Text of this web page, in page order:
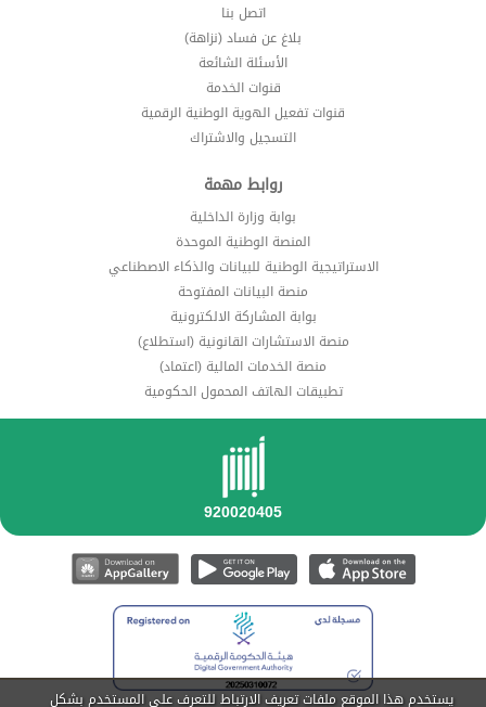
اتصل بنا
بلاغ عن فساد (نزاهة)
الأسئلة الشائعة
قنوات الخدمة
قنوات تفعيل الهوية الوطنية الرقمية
التسجيل والاشتراك
روابط مهمة
بوابة وزارة الداخلية
المنصة الوطنية الموحدة
الاستراتيجية الوطنية للبيانات والذكاء الاصطناعي
منصة البيانات المفتوحة
بوابة المشاركة الالكترونية
منصة الاستشارات القانونية (استطلاع)
منصة الخدمات المالية (اعتماد)
تطبيقات الهاتف المحمول الحكومية
يستخدم هذا الموقع ملفات تعريف الارتباط للتعرف على المستخدم بشكل